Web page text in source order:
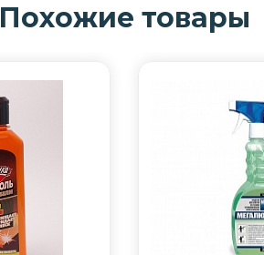
Похожие товары